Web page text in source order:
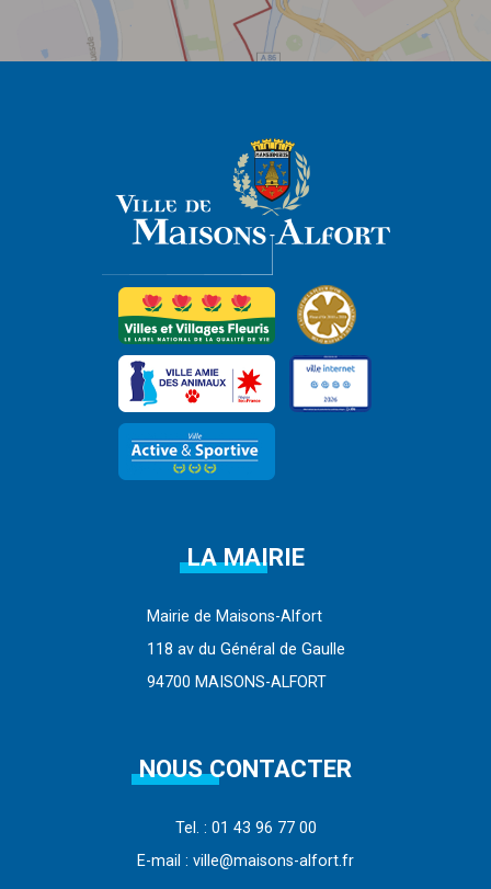
LA MAIRIE
Mairie de Maisons-Alfort
118 av du Général de Gaulle
94700 MAISONS-ALFORT
NOUS CONTACTER
Tel. : 01 43 96 77 00
E-mail : ville@maisons-alfort.fr